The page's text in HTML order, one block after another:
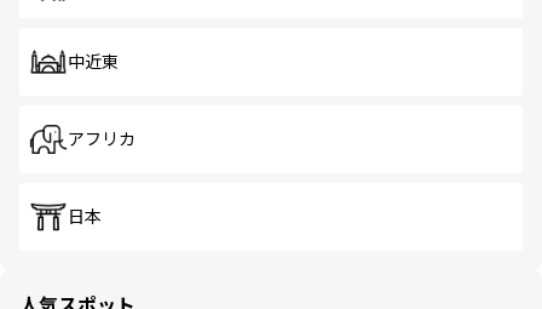
中近東
アフリカ
日本